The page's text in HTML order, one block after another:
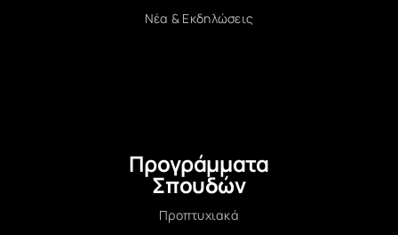
Νέα & Εκδηλώσεις
Προγράμματα
Σπουδών
Προπτυχιακά